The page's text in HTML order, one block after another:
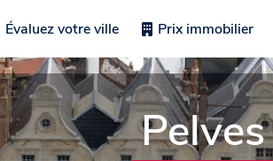
Évaluez votre ville Prix immobilier
Pelves